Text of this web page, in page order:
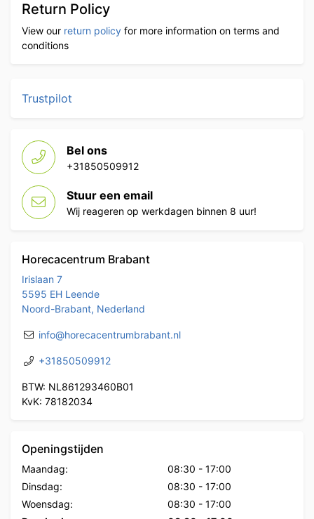
Return Policy
View our return policy for more information on terms and
conditions
Trustpilot
Bel ons
+31850509912
Stuur een email
Wij reageren op werkdagen binnen 8 uur!
Horecacentrum Brabant
Irislaan 7
5595 EH Leende
Noord-Brabant, Nederland
info@horecacentrumbrabant.nl
+31850509912
BTW: NL861293460B01
KvK: 78182034
Openingstijden
Maandag: 08:30 - 17:00
Dinsdag:
08:30 - 17:00
Woensdag:
08:30 - 17:00